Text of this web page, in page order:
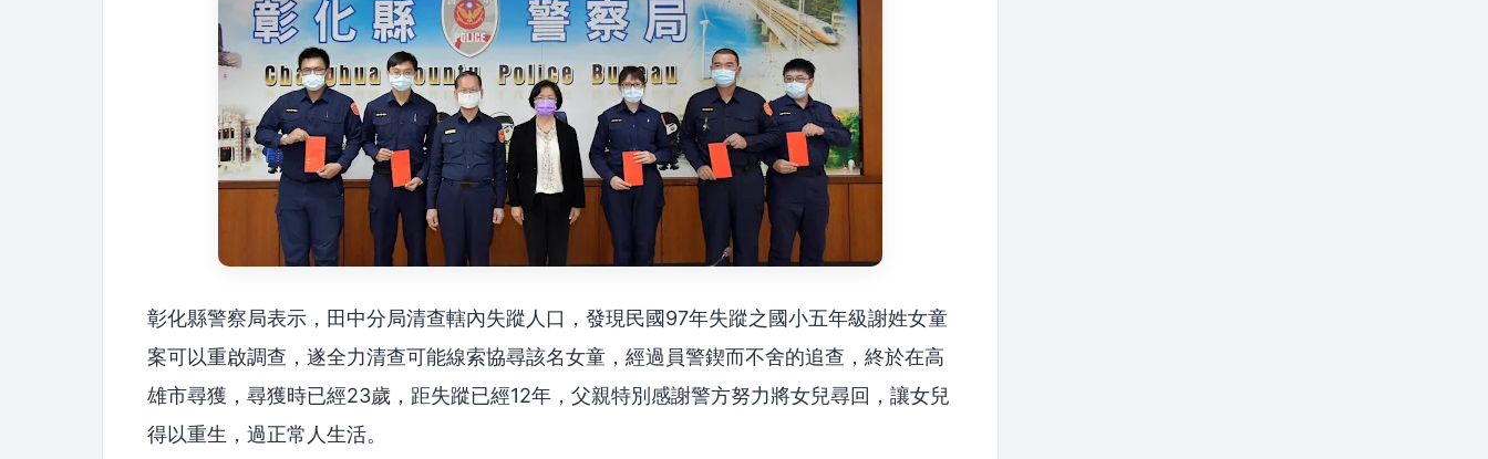
彰化縣警察局表示，田中分局清查轄內失蹤人口，發現民國97年失蹤之國小五年級謝姓女童
案可以重啟調查，遂全力清查可能線索協尋該名女童，經過員警鍥而不舍的追查，終於在高
雄市尋獲，尋獲時已經23歲，距失蹤已經12年，父親特別感謝警方努力將女兒尋回，讓女兒
得以重生，過正常人生活。